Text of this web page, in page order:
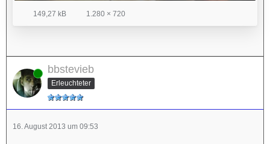
149,27 kB 1.280 × 720
Online bbstevieb
Erleuchteter
16. August 2013 um 09:53